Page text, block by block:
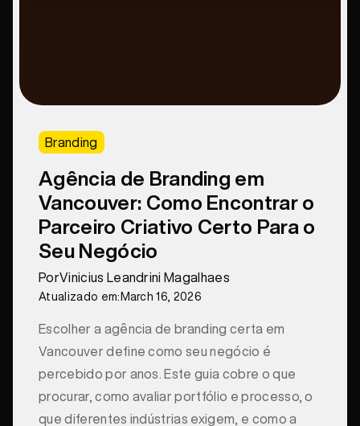
Branding
Agência de Branding em
Vancouver: Como Encontrar o
Parceiro Criativo Certo Para o
Seu Negócio
PorVinicius Leandrini Magalhaes
Atualizado em: March 16, 2026
Escolher a agência de branding certa em
Vancouver define como seu negócio é
percebido por anos. Este guia cobre o que
procurar, como avaliar portfólio e processo, o
que diferentes indústrias exigem, e como a